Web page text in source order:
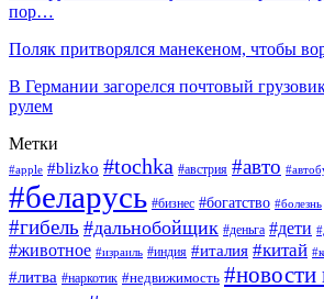
пор…
Поляк притворялся манекеном, чтобы
В Германии загорелся почтовый
рулем
Метки
#apple #blizko #tochka #австрия #авто
#беларусь #бизнес #богатство #болезнь
#гибель #дальнобойщик #деньга #дети
#животное #израиль #индия #италия #китай
#литва #наркотик #недвижимость #новости